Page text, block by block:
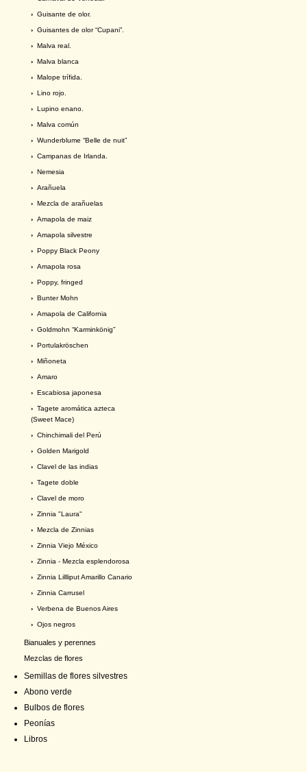
› Guisante de olor.
› Guisantes de olor “Cupani”.
› Malva real.
› Malva blanca
› Malope trífida.
› Lino rojo.
› Lupino enano.
› Malva común
› Wunderblume “Belle de nuit”
› Campanas de Irlanda.
› Nemesia
› Arañuela
› Mezcla de arañuelas
› Amapola de maiz
› Amapola silvestre
› Poppy Black Peony
› Amapola rosa
› Poppy, fringed
› Bunter Mohn
› Amapola de California
› Goldmohn “Karminkönig”
› Portulakröschen
› Miñoneta
› Amaro
› Escabiosa japonesa
› Tagete aromática azteca
(Sweet Mace)
› Chinchimali del Perú
› Golden Marigold
› Clavel de las indias
› Tagete doble
› Clavel de moro
› Zinnia "Laura"
› Mezcla de Zinnias
› Zinnia Viejo México
› Zinnia - Mezcla esplendorosa
› Zinnia Lillliput Amarillo Canario
› Zinnia Carrusel
› Verbena de Buenos Aires
› Ojos negros
Bianuales y perennes
Mezclas de flores
Semillas de flores silvestres
Abono verde
Bulbos de flores
Peonías
Libros